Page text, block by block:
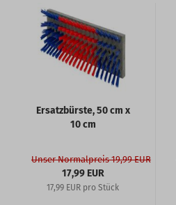
Ersatzbürste, 50 cm x
10 cm
Unser Normalpreis 19,99 EUR
17,99 EUR
17,99 EUR pro Stück